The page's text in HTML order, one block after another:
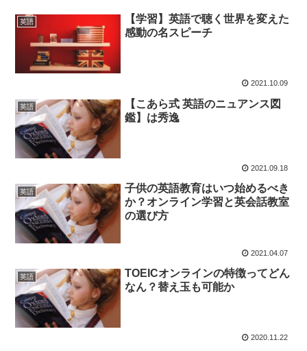
英語
【学習】英語で聴く世界を変えた
感動の名スピーチ
2021.10.09
英語
【こあら式 英語のニュアンス図
鑑】は秀逸
2021.09.18
英語
子供の英語教育はいつ始めるべき
か？オンライン学習と英会話教室
の選び方
2021.04.07
英語
TOEICオンラインの特徴ってどん
なん？替え玉も可能か
2020.11.22